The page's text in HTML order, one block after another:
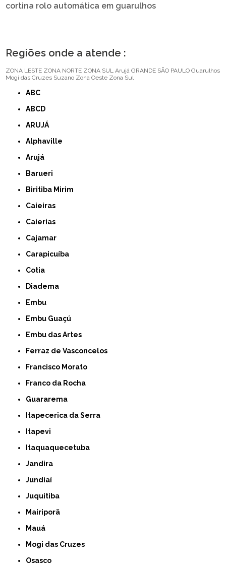
cortina rolo automática em guarulhos
Regiões onde a atende :
ZONA LESTE ZONA NORTE ZONA SUL Arujá GRANDE SÃO PAULO Guarulhos
Mogi das Cruzes Suzano Zona Oeste Zona Sul
ABC
ABCD
ARUJÁ
Alphaville
Arujá
Barueri
Biritiba Mirim
Caieiras
Caierias
Cajamar
Carapicuíba
Cotia
Diadema
Embu
Embu Guaçú
Embu das Artes
Ferraz de Vasconcelos
Francisco Morato
Franco da Rocha
Guararema
Itapecerica da Serra
Itapevi
Itaquaquecetuba
Jandira
Jundiaí
Juquitiba
Mairiporã
Mauá
Mogi das Cruzes
Osasco